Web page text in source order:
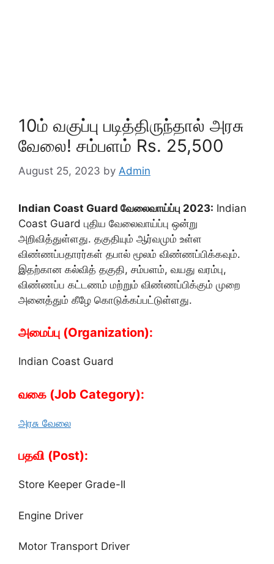
10ம் வகுப்பு படித்திருந்தால் அரசு
வேலை! சம்பளம் Rs. 25,500
August 25, 2023 by Admin
Indian Coast Guard வேலைவாய்ப்பு 2023: Indian
Coast Guard புதிய வேலைவாய்ப்பு ஒன்று
அறிவித்துள்ளது. தகுதியும் ஆர்வமும் உள்ள
விண்ணப்பதாரர்கள் தபால் மூலம் விண்ணப்பிக்கவும்.
இதற்கான கல்வித் தகுதி, சம்பளம், வயது வரம்பு,
விண்ணப்ப கட்டணம் மற்றும் விண்ணப்பிக்கும் முறை
அனைத்தும் கீழே கொடுக்கப்பட்டுள்ளது.
அமைப்பு (Organization):
Indian Coast Guard
வகை (Job Category):
அரசு வேலை
பதவி (Post):
Store Keeper Grade-II
Engine Driver
Motor Transport Driver